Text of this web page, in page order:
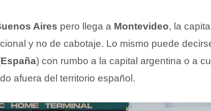
Aires pero llega a Montevideo, la
y no de cabotaje. Lo mismo puede
España) con rumbo a la capital argentina o a
afuera del territorio español.